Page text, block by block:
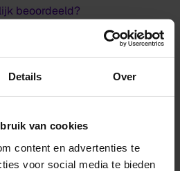
Details Over
van cookies
content en advertenties te
voor social media te bieden
beoordeeld?
verwondering ben ik gaan
En is uiterlijk voor
dat het probleem niet
ligt, maar ook bij verkopers,
Het hele systeem houdt